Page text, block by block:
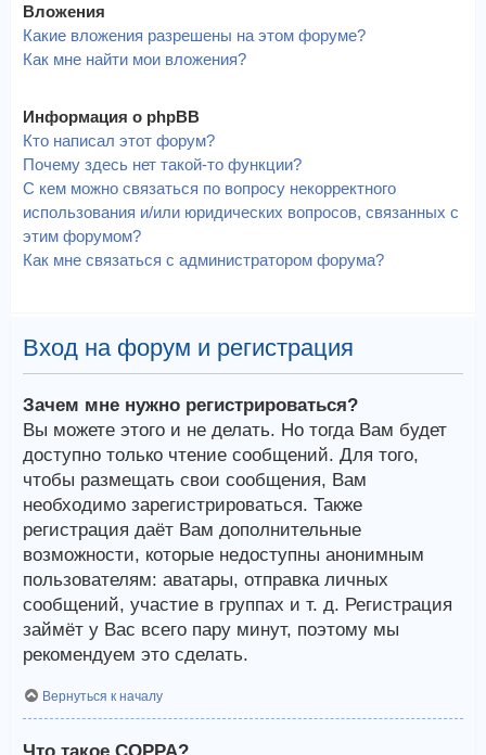
Вложения
Какие вложения разрешены на этом форуме?
Как мне найти мои вложения?
Информация о phpBB
Кто написал этот форум?
Почему здесь нет такой-то функции?
С кем можно связаться по вопросу некорректного
использования и/или юридических вопросов, связанных с
этим форумом?
Как мне связаться с администратором форума?
Вход на форум и регистрация
Зачем мне нужно регистрироваться?
Вы можете этого и не делать. Но тогда Вам будет
доступно только чтение сообщений. Для того,
чтобы размещать свои сообщения, Вам
необходимо зарегистрироваться. Также
регистрация даёт Вам дополнительные
возможности, которые недоступны анонимным
пользователям: аватары, отправка личных
сообщений, участие в группах и т. д. Регистрация
займёт у Вас всего пару минут, поэтому мы
рекомендуем это сделать.
Вернуться к началу